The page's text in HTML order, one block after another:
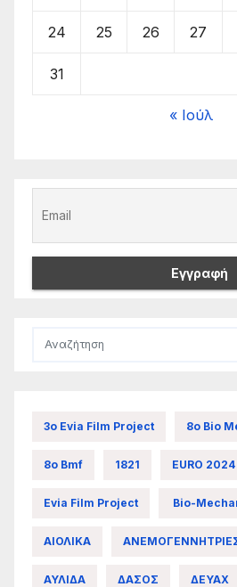
24 25 26 27
31
« Ιούλ
3ο Evia Film Project 8ο Bio
8ο Bmf 1821 EURO 2024
Evia Film Project Bio-
ΑΙΟΛΙΚΑ
ΑΥΛΙΔΑ ΔΑΣΟΣ ΔΕΥΑΧ